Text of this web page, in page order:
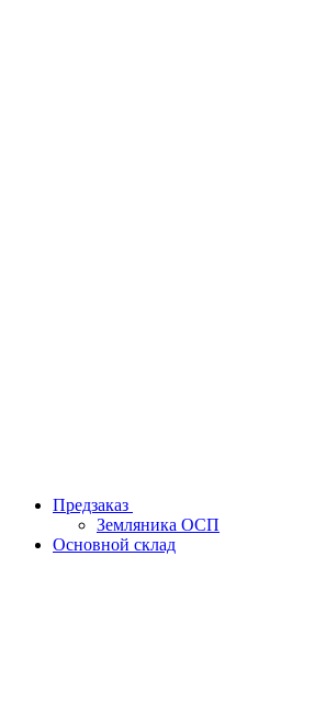
Предзаказ
Земляника ОСП
Основной склад